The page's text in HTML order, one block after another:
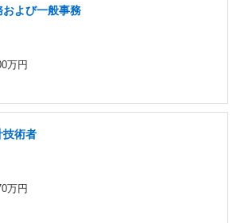
よび一般事務
万円
技術者
万円